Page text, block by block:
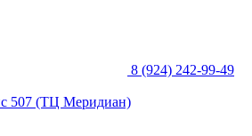
8 (924) 242-99-49
507 (ТЦ Меридиан)